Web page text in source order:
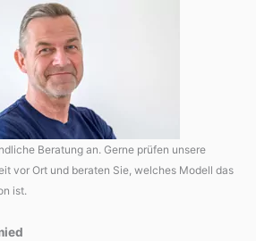
Beratung an. Gerne prüfen unsere
vor Ort und beraten Sie, welches Modell das
ist.